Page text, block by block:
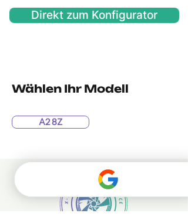
Direkt zum Konfigurator
Wählen Ihr Modell
A2 8Z